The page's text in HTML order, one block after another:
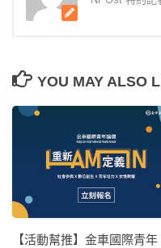
YOU MAY ALSO
【活動幫推】金車國際青年